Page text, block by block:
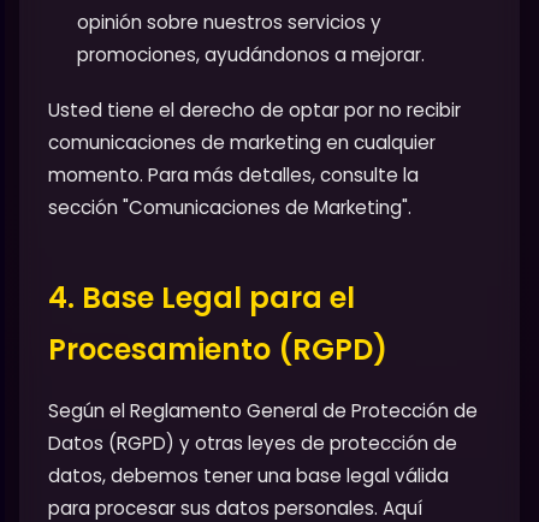
opinión sobre nuestros servicios y
promociones, ayudándonos a mejorar.
Usted tiene el derecho de optar por no recibir
comunicaciones de marketing en cualquier
momento. Para más detalles, consulte la
sección "Comunicaciones de Marketing".
4. Base Legal para el
Procesamiento (RGPD)
Según el Reglamento General de Protección de
Datos (RGPD) y otras leyes de protección de
datos, debemos tener una base legal válida
para procesar sus datos personales. Aquí